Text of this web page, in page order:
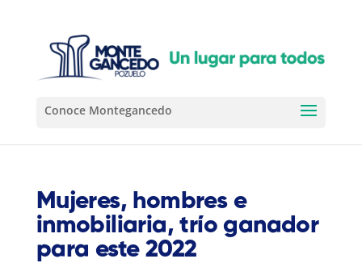
Mujeres, hombres e
inmobiliaria, trío ganador
para este 2022